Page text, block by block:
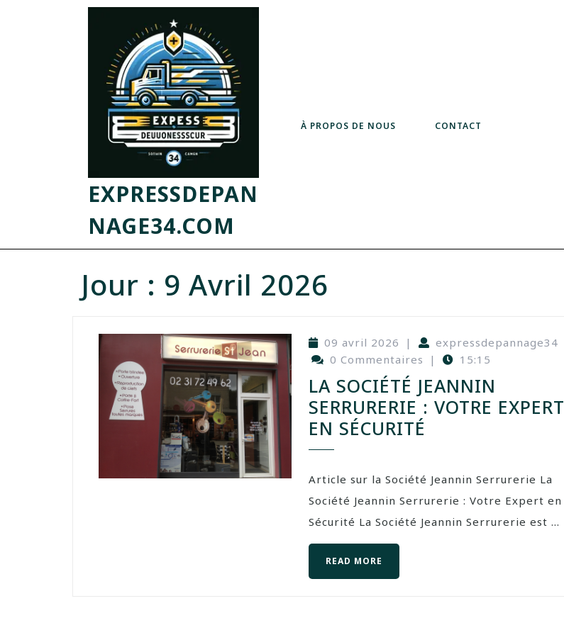
EXPRESSDEPAN
NAGE34.COM
À PROPOS DE NOUS CONTACT
Jour : 9 Avril 2026
09 avril 2026 | expressdepannage34
0 Commentaires
| 15:15
LA SOCIÉTÉ JEANNIN
SERRURERIE : VOTRE EXPERT
EN SÉCURITÉ
Article sur la Société Jeannin Serrurerie La
Société Jeannin Serrurerie : Votre Expert en
Sécurité La Société Jeannin Serrurerie est ...
READ MORE